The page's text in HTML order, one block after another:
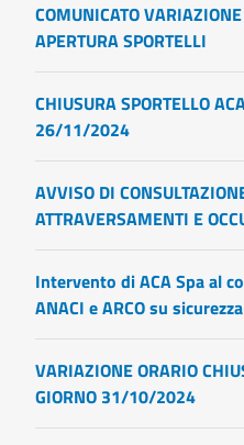
COMUNICATO
APERTURA SPORTELLI
CHIUSURA SPORTELLO
26/11/2024
AVVISO DI
ATTRAVERSAMENTI E
Intervento di ACA Spa al
ANACI e ARCO su
VARIAZIONE ORARIO
GIORNO 31/10/2024